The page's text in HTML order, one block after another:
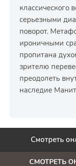
классического
серьезными
поворот.
ироничными
пропитана
зрителю
преодолеть
наследие
Смотреть
СМОТРЕТЬ